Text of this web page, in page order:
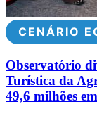
CENÁRIO
Observatório
Turística da
49,6 milhões